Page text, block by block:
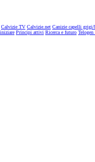
Calvizie TV Calvizie.net Canizie capelli grigi/
Principi attivi Ricerca e futuro